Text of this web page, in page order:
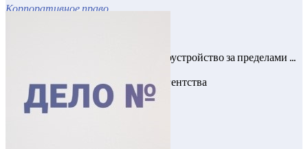
Корпоративное право
Кейс: получение лицензии на трудоустройство за пределами ...
Сопровождение рекрутингового агентства